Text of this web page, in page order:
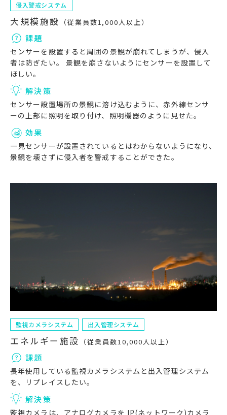
侵入警戒システム
大規模施設 （従業員数1,000人以上）
課題
センサーを設置すると周囲の景観が崩れてしまうが、侵入
者は防ぎたい。 景観を崩さないようにセンサーを設置して
ほしい。
解決策
センサー設置場所の景観に溶け込むように、赤外線センサ
ーの上部に照明を取り付け、照明機器のように見せた。
効果
一見センサーが設置されているとはわからないようになり、
景観を壊さずに侵入者を警戒することができた。
監視カメラシステム 出入管理システム
エネルギー施設 （従業員数10,000人以上）
課題
長年使用している監視カメラシステムと出入管理システム
を、リプレイスしたい。
解決策
監視カメラは、アナログカメラを IP(ネットワーク)カメラ